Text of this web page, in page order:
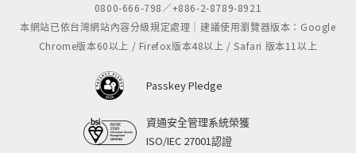
0800-666-798／+886-2-8789-8921
本網站已依台灣網站內容分級規定處理｜建議使用瀏覽器版本：Google
Chrome版本60以上 / Firefox版本48以上 / Safari 版本11以上
Passkey Pledge
資通安全管理系統榮獲
ISO/IEC 27001認證